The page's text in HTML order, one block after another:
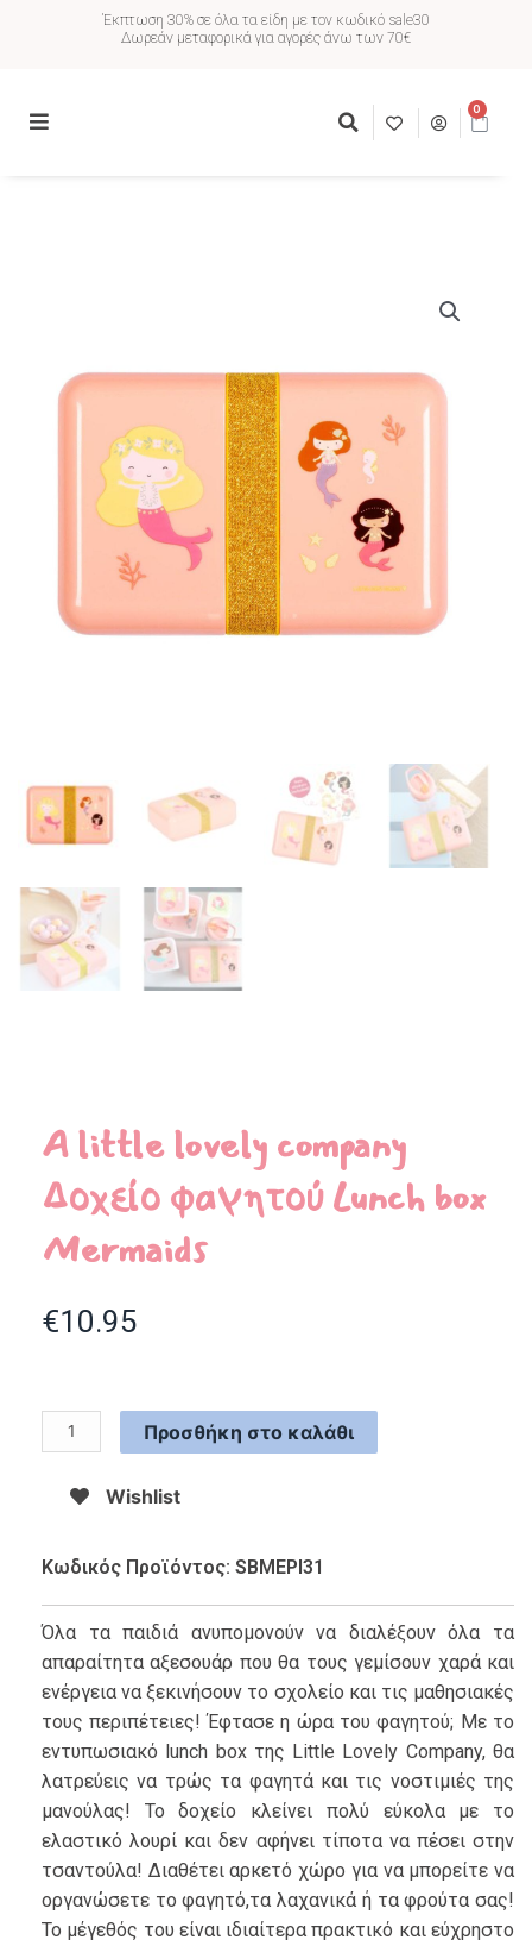
Έκπτωση 30% σε όλα τα είδη με τον κωδικό sale30
Δωρεάν μεταφορικά για αγορές άνω των 70€
0
A little lovely company
Δοχείο φαγητού Lunch box
Mermaids
€10.95
Προσθήκη στο καλάθι
Wishlist
Κωδικός Προϊόντος: SBMEPI31
Όλα τα παιδιά ανυπομονούν να διαλέξουν όλα τα
απαραίτητα αξεσουάρ που θα τους γεμίσουν χαρά και
ενέργεια να ξεκινήσουν το σχολείο και τις μαθησιακές
τους περιπέτειες! Έφτασε η ώρα του φαγητού; Με το
εντυπωσιακό lunch box της Little Lovely Company, θα
λατρεύεις να τρώς τα φαγητά και τις νοστιμιές της
μανούλας! Το δοχείο κλείνει πολύ εύκολα με το
ελαστικό λουρί και δεν αφήνει τίποτα να πέσει στην
τσαντούλα! Διαθέτει αρκετό χώρο για να μπορείτε να
οργανώσετε το φαγητό,τα λαχανικά ή τα φρούτα σας!
Το μέγεθός του είναι ιδιαίτερα πρακτικό και εύχρηστο